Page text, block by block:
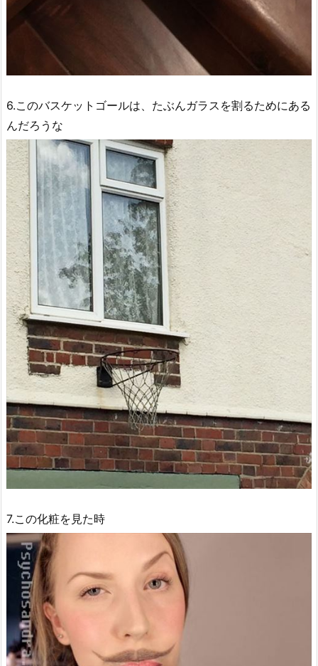
6.このバスケットゴールは、たぶんガラスを割るためにある
んだろうな
7.この化粧を見た時